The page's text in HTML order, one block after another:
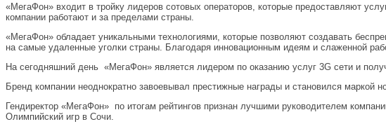
«МегаФон» входит в тройку лидеров сотовых операторов, которые предоставляют
компании работают и за пределами страны.
«МегаФон» обладает уникальными технологиями, которые позволяют создавать
на самые удаленные уголки страны. Благодаря инновационным идеям и слаженной
На сегодняшний день «МегаФон» является лидером по оказанию услуг 3G сети и
Бренд компании неоднократно завоевывал престижные награды и становился маркой
Гендиректор «МегаФон» по итогам рейтингов признан лучшими руководителем
Олимпийский игр в Сочи.